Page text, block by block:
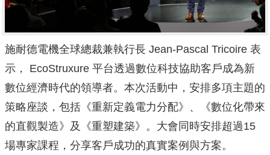
施耐德電機全球總裁兼執行長 Jean-Pascal Tricoire 表
示， EcoStruxure 平台透過數位科技協助客戶成為新
數位經濟時代的領導者。本次活動中，安排多項主題的
策略座談，包括《重新定義電力分配》、《數位化帶來
的直觀製造》及《重塑建築》。大會同時安排超過15
場專家課程，分享客戶成功的真實案例與方案。